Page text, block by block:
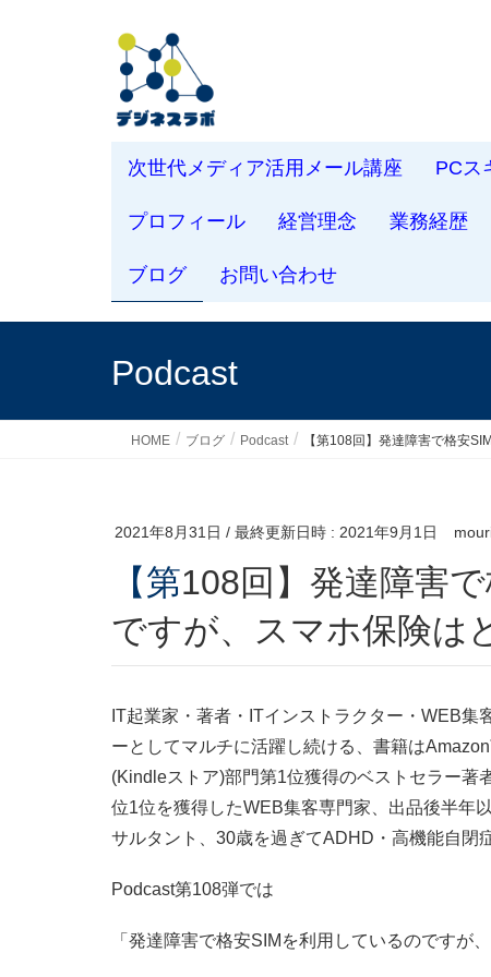
次世代メディア活用メール講座 PCス
プロフィール 経営理念 業務経歴
ブログ お問い合わせ
Podcast
HOME ブログ Podcast 【第108回】発達障害で格安
2021年8月31日 / 最終更新日時 : 2021年9月1日
【第108回】発達障害で格安SIMを利用しているの
ですが、スマホ保険は
IT起業家・著者・ITインストラクター・WEB
ーとしてマルチに活躍し続ける、書籍は
(Kindleストア)部門第1位獲得のベストセラー
位1位を獲得したWEB集客専門家、出品後半年
サルタント、30歳を過ぎてADHD・高機能自閉
Podcast第108弾では
「発達障害で格安SIMを利用しているのですが